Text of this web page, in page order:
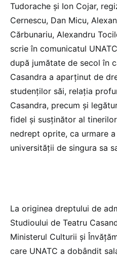
Tudorache și Ion Cojar,
Cernescu, Dan Micu,
Cărbunariu, Alexandru
scrie în comunicatul
după jumătate de secol în
Casandra a aparținut de
studenților săi, relația
Casandra, precum și
fidel și susținător al
nedrept oprite, ca urmare
universității de singura sa
La originea dreptului de
Studioului de Teatru
Ministerul Culturii şi
care UNATC a dobândit